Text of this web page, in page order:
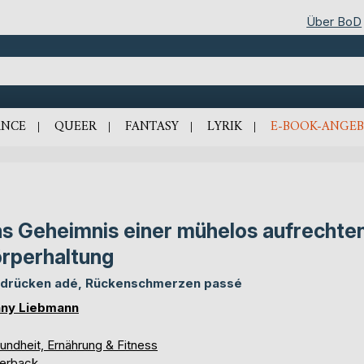
Über BoD
QUEER FANTASY LYRIK E-BOOK-
Geheimnis einer mühelos
adé, Rückenschmerzen passé
Liebmann
Ernährung & Fitness